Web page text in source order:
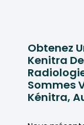
Obtenez
Kenitra
Sommes
Kénitra,